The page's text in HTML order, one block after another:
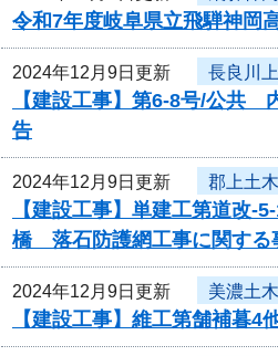
令和7年度岐阜県立飛騨神岡
2024年12月9日更新 長良川
【建設工事】第6-8号/公共
告
2024年12月9日更新 郡上土
【建設工事】単建工第道改
橋 落石防護網工事に関する
2024年12月9日更新 美濃土
【建設工事】維工第舗補暮